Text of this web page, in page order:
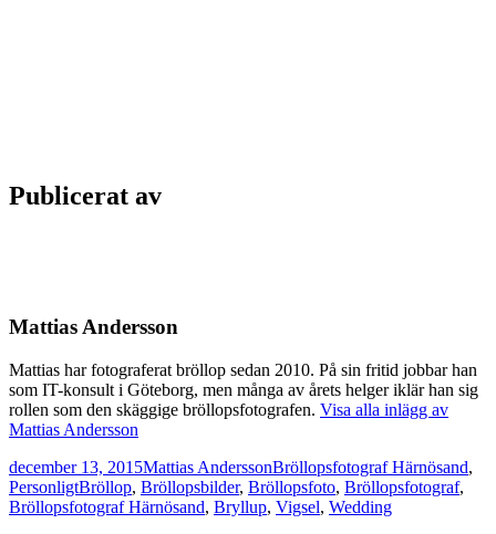
Publicerat av
Mattias Andersson
Mattias har fotograferat bröllop sedan 2010. På sin fritid jobbar han
som IT-konsult i Göteborg, men många av årets helger iklär han sig
rollen som den skäggige bröllopsfotografen. Visa alla inlägg av
Mattias Andersson
Postat
december 13, 2015Författare
Mattias AnderssonKategorier
Bröllopsfotograf Härnösand,
PersonligtTaggar
Bröllop, Bröllopsbilder, Bröllopsfoto, Bröllopsfotograf,
Bröllopsfotograf Härnösand, Bryllup, Vigsel, Wedding